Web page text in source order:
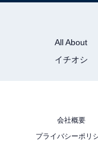
All About
イチオシ
会社概要
プライバシーポリ